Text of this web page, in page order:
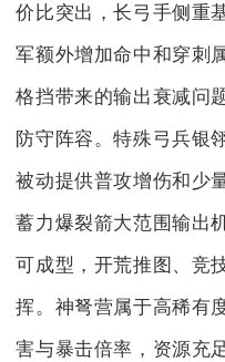
价比突出，长弓手侧重
军额外增加命中和穿刺
格挡带来的输出衰减问
防守阵容。特殊弓兵银
被动提供普攻增伤和少
蓄力爆裂箭大范围输出
可成型，开荒推图、竞
挥。神弩营属于高稀有
害与暴击倍率，资源充